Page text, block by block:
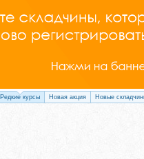
Редкие курсы Новая акция Новые